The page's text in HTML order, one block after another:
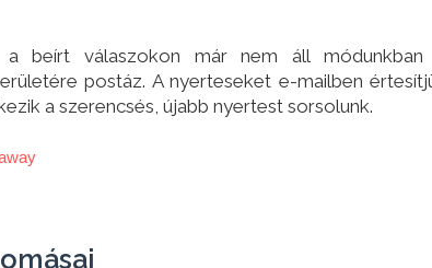
beírt válaszokon már nem áll módunkban
postáz. A nyerteseket e-mailben
a szerencsés, újabb nyertest sorsolunk.